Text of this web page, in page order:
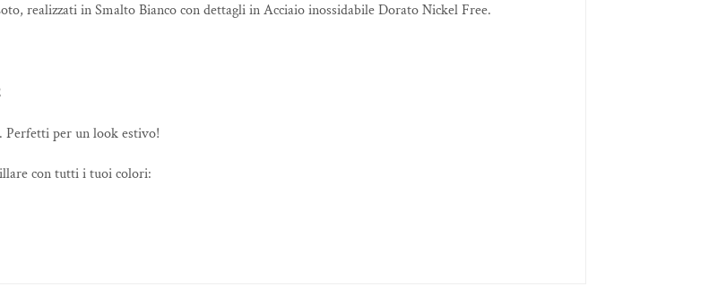
realizzati in Smalto Bianco con dettagli in Acciaio inossidabile Dorato Nickel Free.
per un look estivo!
con tutti i tuoi colori: